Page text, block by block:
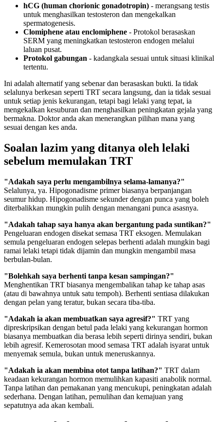
hCG (human chorionic gonadotropin) - merangsang testis
untuk menghasilkan testosteron dan mengekalkan
spermatogenesis.
Clomiphene atau enclomiphene - Protokol berasaskan
SERM yang meningkatkan testosteron endogen melalui
laluan pusat.
Protokol gabungan - kadangkala sesuai untuk situasi klinikal
tertentu.
Ini adalah alternatif yang sebenar dan berasaskan bukti. Ia tidak
selalunya berkesan seperti TRT secara langsung, dan ia tidak sesuai
untuk setiap jenis kekurangan, tetapi bagi lelaki yang tepat, ia
mengekalkan kesuburan dan menghasilkan peningkatan gejala yang
bermakna. Doktor anda akan menerangkan pilihan mana yang
sesuai dengan kes anda.
Soalan lazim yang ditanya oleh lelaki
sebelum memulakan TRT
"Adakah saya perlu mengambilnya selama-lamanya?"
Selalunya, ya. Hipogonadisme primer biasanya berpanjangan
seumur hidup. Hipogonadisme sekunder dengan punca yang boleh
diterbalikkan mungkin pulih dengan menangani punca asasnya.
"Adakah tahap saya hanya akan bergantung pada suntikan?"
Pengeluaran endogen disekat semasa TRT eksogen. Memulakan
semula pengeluaran endogen selepas berhenti adalah mungkin bagi
ramai lelaki tetapi tidak dijamin dan mungkin mengambil masa
berbulan-bulan.
"Bolehkah saya berhenti tanpa kesan sampingan?"
Menghentikan TRT biasanya mengembalikan tahap ke tahap asas
(atau di bawahnya untuk satu tempoh). Berhenti sentiasa dilakukan
dengan pelan yang teratur, bukan secara tiba-tiba.
"Adakah ia akan membuatkan saya agresif?" TRT yang
dipreskripsikan dengan betul pada lelaki yang kekurangan hormon
biasanya membuatkan dia berasa lebih seperti dirinya sendiri, bukan
lebih agresif. Kemerosotan mood semasa TRT adalah isyarat untuk
menyemak semula, bukan untuk meneruskannya.
"Adakah ia akan membina otot tanpa latihan?" TRT dalam
keadaan kekurangan hormon memulihkan kapasiti anabolik normal.
Tanpa latihan dan pemakanan yang mencukupi, peningkatan adalah
sederhana. Dengan latihan, pemulihan dan kemajuan yang
sepatutnya ada akan kembali.